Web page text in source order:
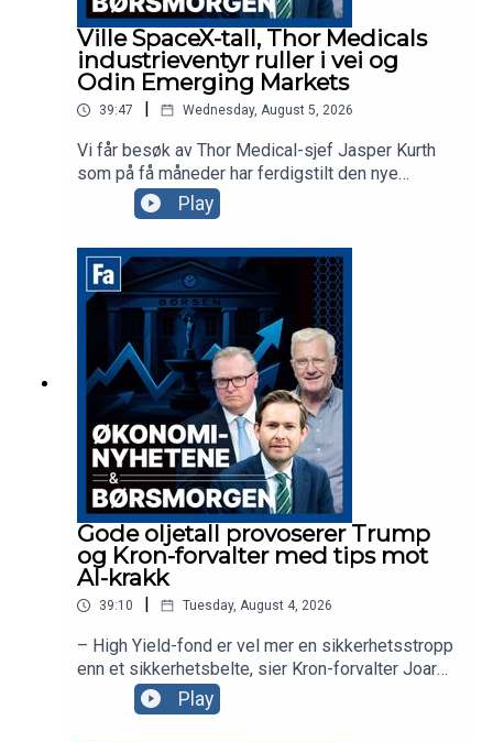
Ville SpaceX-tall, Thor Medicals
industrieventyr ruller i vei og
Odin Emerging Markets
39:47 | Wednesday, August 5, 2026
Vi får besøk av Thor Medical-sjef Jasper Kurth
som på få måneder har ferdigstilt den nye
fabrikken på Herøya og levert første kundeordre.
Odin-forvalter Dan Erik Glover forklarer hvorfor
«fremvoksende økonomier»-fond i dag i praksis
er techfond og aksjekommentator Karl Johan
Molnes minner oss om at det er mer AI og
telekom enn Space i SpaceX.
Play
Gode oljetall provoserer Trump
og Kron-forvalter med tips mot
AI-krakk
39:10 | Tuesday, August 4, 2026
– High Yield-fond er vel mer en sikkerhetsstropp
enn et sikkerhetsbelte, sier Kron-forvalter Joar
Hagatun som diskuterer strategier for de som er
redd for et AI-krakk. Sammen med
Play